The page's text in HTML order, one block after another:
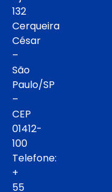
132
Cerqueira
César
–
São
Paulo/SP
–
CEP
01412-
100
Telefone:
+
55